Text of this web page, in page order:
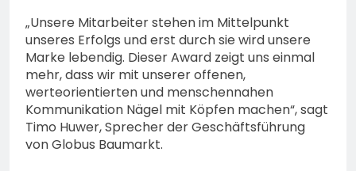
Amtseinführung von
Markus Höfer
POL-HR: Folgemeldung:
74-jähriger Claus-Peter
H. weiterhin vermisst –
Erneute Veröffentlichung
eines Fotos
6. August 2026
„Unsere Mitarbeiter stehen im Mittelpunkt
unseres Erfolgs und erst durch sie wird unsere
Marke lebendig. Dieser Award zeigt uns einmal
mehr, dass wir mit unserer offenen,
werteorientierten und menschennahen
Kommunikation Nägel mit Köpfen machen“, sagt
Timo Huwer, Sprecher der Geschäftsführung
von Globus Baumarkt.